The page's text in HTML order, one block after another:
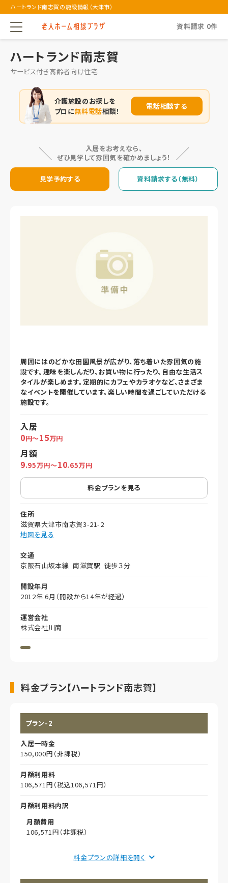
ハートランド南志賀の施設情報（大津市）
資料請求 0件
ハートランド南志賀
サービス付き高齢者向け住宅
介護施設のお探しを
プロに無料電話相談！
電話相談する
入居をお考えなら、
ぜひ見学して雰囲気を確かめましょう！
見学予約する 資料請求する（無料）
周囲にはのどかな田園風景が広がり、落ち着いた雰囲気の施
設です。趣味を楽しんだり、お買い物に行ったり、自由な生活ス
タイルが楽しめます。定期的にカフェやカラオケなど、さまざま
なイベントを開催しています。楽しい時間を過ごしていただける
施設です。
入居
0円～15万円
月額
9.95万円～10.65万円
料金プランを見る
住所
滋賀県大津市南志賀3-21-2
地図を見る
交通
京阪石山坂本線 南滋賀駅 徒歩３分
開設年月
2012年 6月（開設から14年が経過）
運営会社
株式会社川商
料金プラン【ハートランド南志賀】
プラン-2
入居一時金
150,000円（非課税）
月額利用料
106,571円（税込106,571円）
月額利用料内訳
月額費用
106,571円（非課税）
料金プランの詳細を